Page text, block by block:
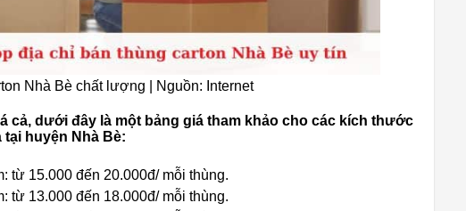
Nhà Bè chất lượng | Nguồn: Internet
cả, dưới đây là một bảng giá tham khảo cho các kích thước
huyện Nhà Bè:
từ 15.000 đến 20.000đ/ mỗi thùng.
từ 13.000 đến 18.000đ/ mỗi thùng.